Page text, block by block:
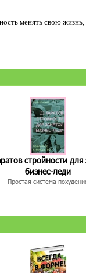
менять свою
стройности для
бизнес-леди
Простая система